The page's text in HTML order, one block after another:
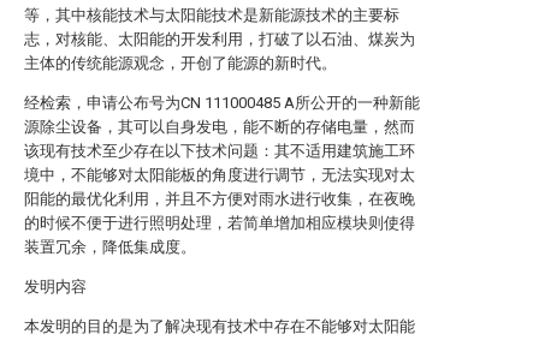
等，其中核能技术与太阳能技术是新能源技术的主要标
志，对核能、太阳能的开发利用，打破了以石油、煤炭为
主体的传统能源观念，开创了能源的新时代。
经检索，申请公布号为CN 111000485 A所公开的一种新能
源除尘设备，其可以自身发电，能不断的存储电量，然而
该现有技术至少存在以下技术问题：其不适用建筑施工环
境中，不能够对太阳能板的角度进行调节，无法实现对太
阳能的最优化利用，并且不方便对雨水进行收集，在夜晚
的时候不便于进行照明处理，若简单增加相应模块则使得
装置冗余，降低集成度。
发明内容
本发明的目的是为了解决现有技术中存在不能够对太阳能